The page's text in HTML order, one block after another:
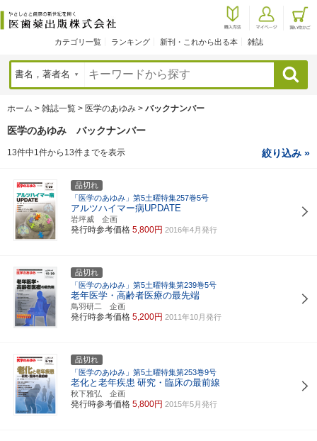
カテゴリ一覧 ランキング 新刊・これから出る本 雑誌
検索
ホーム > 雑誌一覧 > 医学のあゆみ > バックナンバー
医学のあゆみ バックナンバー
13件中1件から13件までを表示 絞り込み »
品切れ
「医学のあゆみ」第5土曜特集257巻5号
アルツハイマー病UPDATE
岩坪威 企画
発行時参考価格 5,800円 2016年4月発行
品切れ
「医学のあゆみ」第5土曜特集第239巻5号
老年医学・高齢者医療の最先端
鳥羽研二 企画
発行時参考価格 5,200円 2011年10月発行
品切れ
「医学のあゆみ」第5土曜特集第253巻9号
老化と老年疾患 研究・臨床の最前線
秋下雅弘 企画
発行時参考価格 5,800円 2015年5月発行